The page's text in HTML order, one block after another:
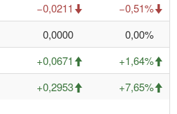
−0,0211
−0,51%
0,0000
0,00%
+0,0671
+1,64%
+0,2953 +7,65%